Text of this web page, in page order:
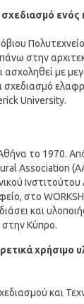
ενός
στην
με
σχεδιασμό
University.
το 1970.
Association
Ινστιτούτου
στο
και
στην Κύπρο.
χρήσιμο
και